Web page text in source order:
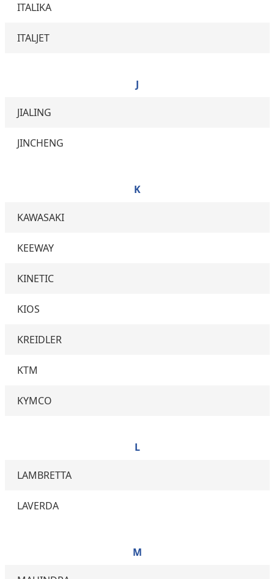
ITALIKA
ITALJET
J
JIALING
JINCHENG
K
KAWASAKI
KEEWAY
KINETIC
KIOS
KREIDLER
KTM
KYMCO
L
LAMBRETTA
LAVERDA
M